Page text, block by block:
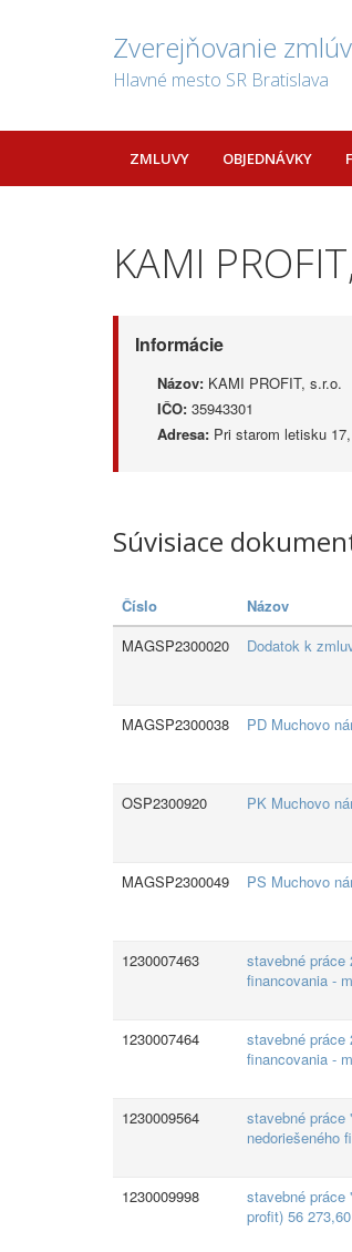
Zverejňovanie
Hlavné mesto SR Bratislava
ZMLUVY OBJEDNÁVKY
KAMI
Informácie
Názov: KAMI PROFIT, s.r.o.
IČO: 35943301
Adresa: Pri starom letisku
Súvisiace
Číslo
Názov
MAGSP2300020
Dodatok k
MAGSP2300038 PD Muchovo
OSP2300920 PK Muchovo
MAGSP2300049 PS Muchovo
1230007463
stavebné práce
financovania -
1230007464
stavebné práce
financovania -
1230009564
stavebné
nedoriešeného
1230009998
stavebné práce
profit) 56